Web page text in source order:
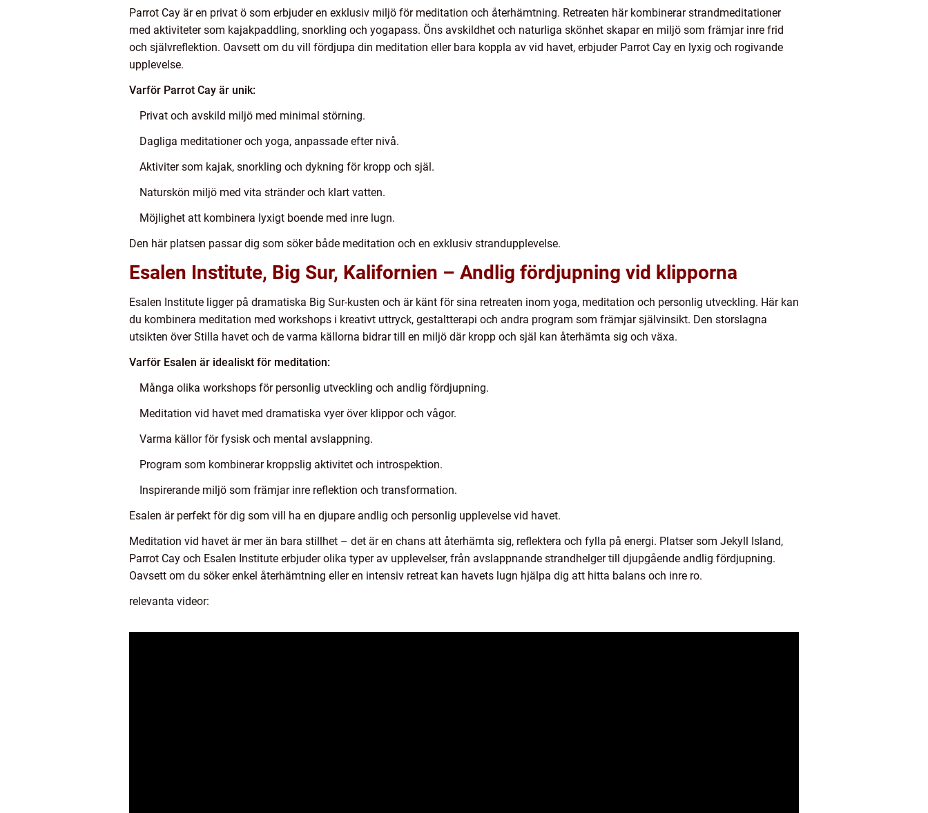
Parrot Cay är en privat ö som erbjuder en exklusiv miljö för meditation och återhämtning. Retreaten här kombinerar strandmeditationer
med aktiviteter som kajakpaddling, snorkling och yogapass. Öns avskildhet och naturliga skönhet skapar en miljö som främjar inre frid
och självreflektion. Oavsett om du vill fördjupa din meditation eller bara koppla av vid havet, erbjuder Parrot Cay en lyxig och rogivande
upplevelse.
Varför Parrot Cay är unik:
Privat och avskild miljö med minimal störning.
Dagliga meditationer och yoga, anpassade efter nivå.
Aktiviter som kajak, snorkling och dykning för kropp och själ.
Naturskön miljö med vita stränder och klart vatten.
Möjlighet att kombinera lyxigt boende med inre lugn.
Den här platsen passar dig som söker både meditation och en exklusiv strandupplevelse.
Esalen Institute, Big Sur, Kalifornien – Andlig fördjupning vid klipporna
Esalen Institute ligger på dramatiska Big Sur-kusten och är känt för sina retreaten inom yoga, meditation och personlig utveckling. Här kan
du kombinera meditation med workshops i kreativt uttryck, gestaltterapi och andra program som främjar självinsikt. Den storslagna
utsikten över Stilla havet och de varma källorna bidrar till en miljö där kropp och själ kan återhämta sig och växa.
Varför Esalen är idealiskt för meditation:
Många olika workshops för personlig utveckling och andlig fördjupning.
Meditation vid havet med dramatiska vyer över klippor och vågor.
Varma källor för fysisk och mental avslappning.
Program som kombinerar kroppslig aktivitet och introspektion.
Inspirerande miljö som främjar inre reflektion och transformation.
Esalen är perfekt för dig som vill ha en djupare andlig och personlig upplevelse vid havet.
Meditation vid havet är mer än bara stillhet – det är en chans att återhämta sig, reflektera och fylla på energi. Platser som Jekyll Island,
Parrot Cay och Esalen Institute erbjuder olika typer av upplevelser, från avslappnande strandhelger till djupgående andlig fördjupning.
Oavsett om du söker enkel återhämtning eller en intensiv retreat kan havets lugn hjälpa dig att hitta balans och inre ro.
relevanta videor: